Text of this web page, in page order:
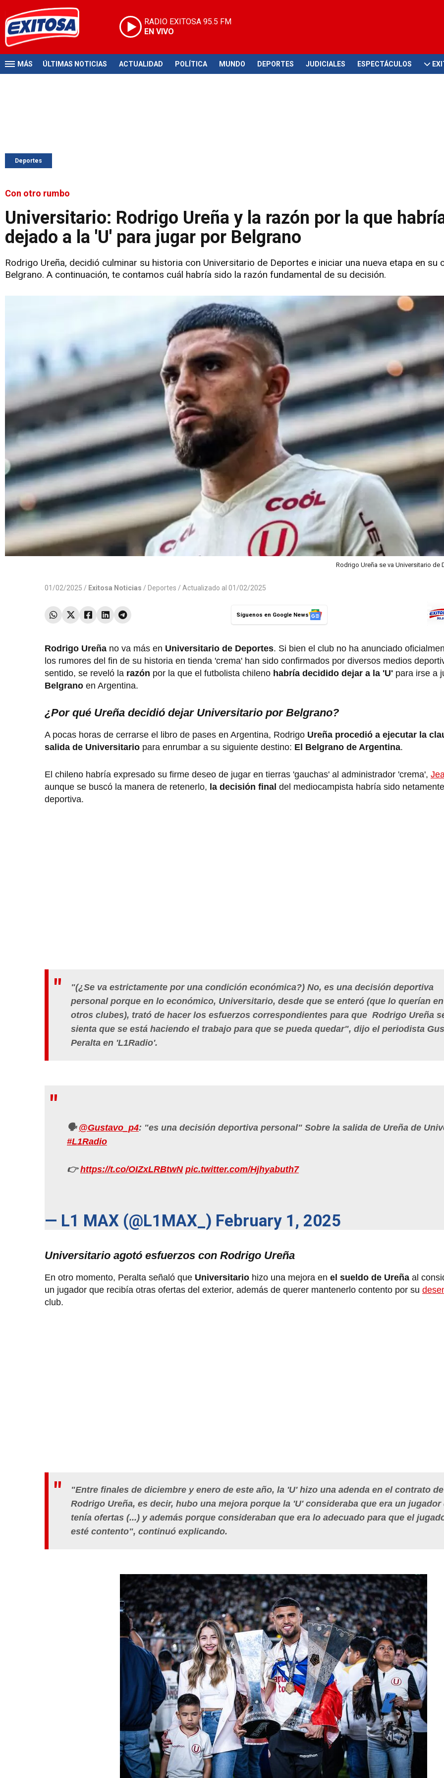
RADIO EXITOSA 95.5 FM
EN VIVO
MÁS ÚLTIMAS NOTICIAS ACTUALIDAD POLÍTICA MUNDO DEPORTES JUDICIALES ESPECTÁCULOS
Deportes
Con otro rumbo
Universitario: Rodrigo Ureña y la razón por la que
dejado a la 'U' para jugar por Belgrano
Rodrigo Ureña, decidió culminar su historia con Universitario de Deportes e iniciar una nueva etapa en su
Belgrano. A continuación, te contamos cuál habría sido la razón fundamental de su decisión.
Rodrigo Ureña se va Universitario de
01/02/2025 / Exitosa Noticias / Deportes / Actualizado al 01/02/2025
Síguenos en Google News
Rodrigo Ureña no va más en Universitario de Deportes. Si bien el club no ha anunciado
los rumores del fin de su historia en tienda 'crema' han sido confirmados por diversos medios
sentido, se reveló la razón por la que el futbolista chileno habría decidido dejar a la 'U' para irse a
Belgrano en Argentina.
¿Por qué Ureña decidió dejar Universitario por Belgrano?
A pocas horas de cerrarse el libro de pases en Argentina, Rodrigo Ureña procedió a ejecutar la
salida de Universitario para enrumbar a su siguiente destino: El Belgrano de Argentina.
El chileno habría expresado su firme deseo de jugar en tierras 'gauchas' al administrador 'crema',
aunque se buscó la manera de retenerlo, la decisión final del mediocampista habría sido
deportiva.
"(¿Se va estrictamente por una condición económica?) No, es una decisión deportiva
personal porque en lo económico, Universitario, desde que se enteró (que lo querían en
otros clubes), trató de hacer los esfuerzos correspondientes para que Rodrigo Ureña
sienta que se está haciendo el trabajo para que se pueda quedar", dijo el periodista
Peralta en 'L1Radio'.
🗣️ @Gustavo_p4: "es una decisión deportiva personal" Sobre la salida de Ureña de
#L1Radio
👉https://t.co/OIZxLRBtwN pic.twitter.com/Hjhyabuth7
— L1 MAX (@L1MAX_) February 1, 2025
Universitario agotó esfuerzos con Rodrigo Ureña
En otro momento, Peralta señaló que Universitario hizo una mejora en el sueldo de Ureña al
un jugador que recibía otras ofertas del exterior, además de querer mantenerlo contento por su
club.
"Entre finales de diciembre y enero de este año, la 'U' hizo una adenda en el contrato de
Rodrigo Ureña, es decir, hubo una mejora porque la 'U' consideraba que era un jugador
tenía ofertas (...) y además porque consideraban que era lo adecuado para que el
esté contento", continuó explicando.